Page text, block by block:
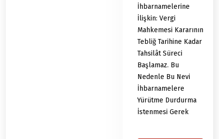
İhbarnamelerine
İlişkin: Vergi
Mahkemesi Kararının
Tebliğ Tarihine Kadar
Tahsilât Süreci
Başlamaz. Bu
Nedenle Bu Nevi
İhbarnamelere
Yürütme Durdurma
İstenmesi Gerek